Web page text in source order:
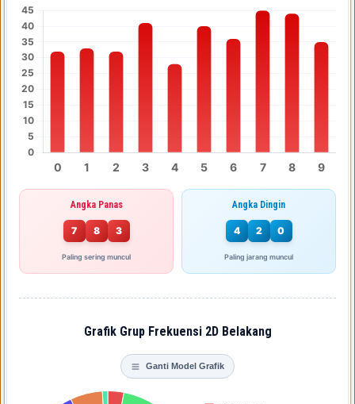
Angka Panas
7 8 3
Paling sering muncul
Angka Dingin
4 2 0
Paling jarang muncul
Grafik Grup Frekuensi 2D Belakang
Ganti Model Grafik